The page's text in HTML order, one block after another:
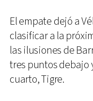
El empate dejó a
clasificar a la
las ilusiones de
tres puntos debajo
cuarto, Tigre.